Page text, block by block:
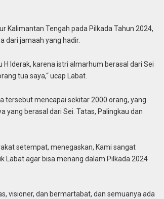
Kalimantan Tengah pada Pilkada Tahun 2024,
dari jamaah yang hadir.
Iderak, karena istri almarhum berasal dari Sei
tua saya,“ ucap Labat.
tersebut mencapai sekitar 2000 orang, yang
yang berasal dari Sei. Tatas, Palingkau dan
setempat, menegaskan, Kami sangat
Labat agar bisa menang dalam Pilkada 2024
visioner, dan bermartabat, dan semuanya ada